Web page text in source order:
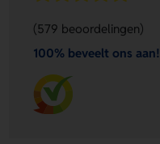
(579 beoordelingen)
100% beveelt ons aan!